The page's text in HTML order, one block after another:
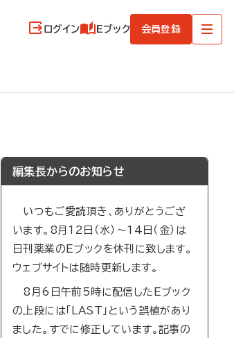
ログイン Eブック 会員登録
編集長からのお知らせ
いつもご愛読頂き、ありがとうござ
います。8月12日（水）～14日（金）は
日刊薬業のEブックを休刊に致します。
ウェブサイトは随時更新します。
8月6日午前5時に配信したEブック
の上段には「LAST」という誤植があり
ました。すでに修正しています。記事の